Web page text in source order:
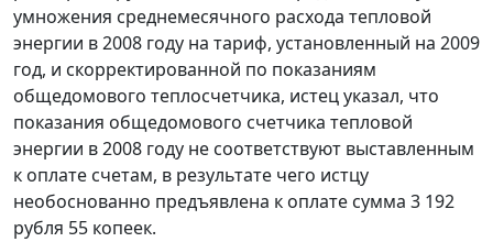
умножения среднемесячного расхода тепловой
энергии в 2008 году на тариф, установленный на 2009
год, и скорректированной по показаниям
общедомового теплосчетчика, истец указал, что
показания общедомового счетчика тепловой
энергии в 2008 году не соответствуют выставленным
к оплате счетам, в результате чего истцу
необоснованно предъявлена к оплате сумма 3 192
рубля 55 копеек.